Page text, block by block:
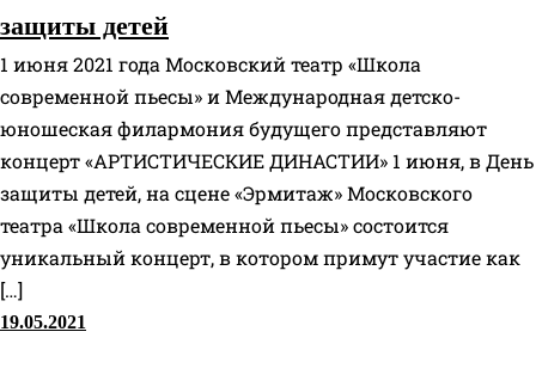
защиты детей
1 июня 2021 года Московский театр «Школа
современной пьесы» и Международная детско-
юношеская филармония будущего представляют
концерт «АРТИСТИЧЕСКИЕ ДИНАСТИИ» 1 июня, в День
защиты детей, на сцене «Эрмитаж» Московского
театра «Школа современной пьесы» состоится
уникальный концерт, в котором примут участие как
[…]
19.05.2021